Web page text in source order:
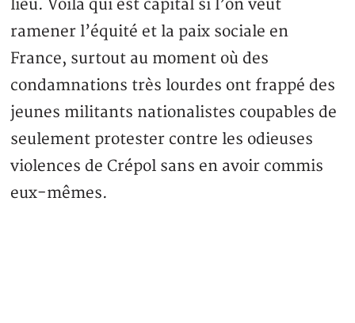
lieu. Voilà qui est capital si l’on veut
ramener l’équité et la paix sociale en
France, surtout au moment où des
condamnations très lourdes ont frappé des
jeunes militants nationalistes coupables de
seulement protester contre les odieuses
violences de Crépol sans en avoir commis
eux-mêmes.